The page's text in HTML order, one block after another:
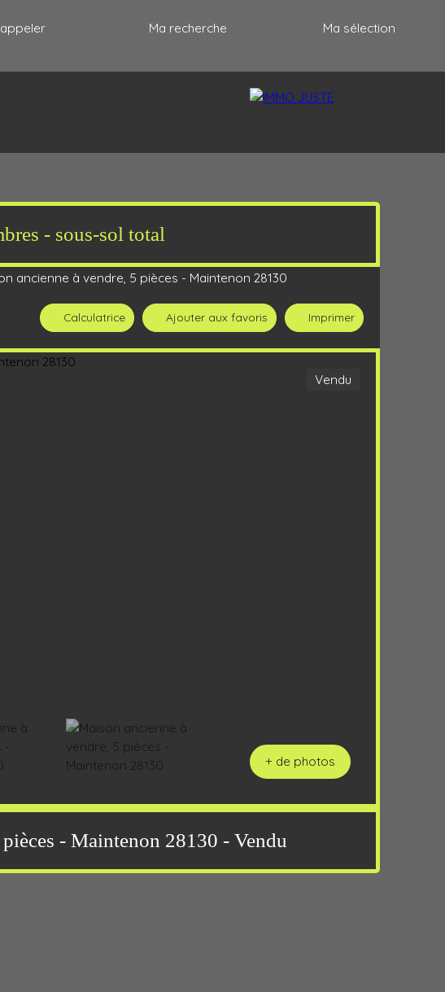
Ma recherche Ma sélection
BARÈME RECRUTEMENT PARTENAIRES CONTACT
- sous-sol total
ancienne à vendre, 5 pièces - Maintenon 28130
Calculatrice Ajouter aux favoris Imprimer
Vendu
+ de photos
- Maintenon 28130 - Vendu